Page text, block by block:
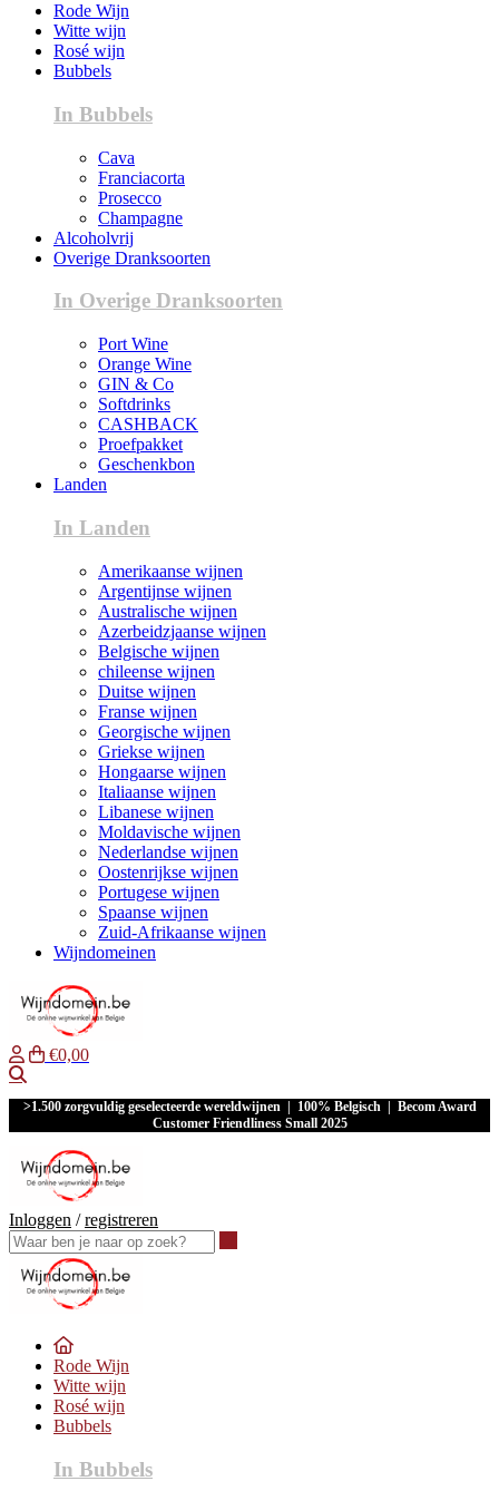
Rode Wijn
Witte wijn
Rosé wijn
Bubbels
In Bubbels
Cava
Franciacorta
Prosecco
Champagne
Alcoholvrij
Overige Dranksoorten
In Overige Dranksoorten
Port Wine
Orange Wine
GIN & Co
Softdrinks
CASHBACK
Proefpakket
Geschenkbon
Landen
In Landen
Amerikaanse wijnen
Argentijnse wijnen
Australische wijnen
Azerbeidzjaanse wijnen
Belgische wijnen
chileense wijnen
Duitse wijnen
Franse wijnen
Georgische wijnen
Griekse wijnen
Hongaarse wijnen
Italiaanse wijnen
Libanese wijnen
Moldavische wijnen
Nederlandse wijnen
Oostenrijkse wijnen
Portugese wijnen
Spaanse wijnen
Zuid-Afrikaanse wijnen
Wijndomeinen
€0,00
>1.500 zorgvuldig geselecteerde wereldwijnen | 100% Belgisch | Becom Award
Customer Friendliness Small 2025
Inloggen /registreren
Rode Wijn
Witte wijn
Rosé wijn
Bubbels
In Bubbels